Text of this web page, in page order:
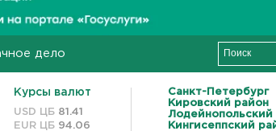
дело
Курсы валют
USD ЦБ 81.41
EUR ЦБ 94.06
Санкт-Петербург
Кировский район
Лодейнопольский
Кингисеппский